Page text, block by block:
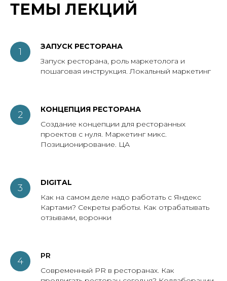
ТЕМЫ ЛЕКЦИЙ
ЗАПУСК РЕСТОРАНА
Запуск ресторана, роль маркетолога и
пошаговая инструкция. Локальный маркетинг
КОНЦЕПЦИЯ РЕСТОРАНА
Создание концепции для ресторанных
проектов с нуля. Маркетинг микс.
Позиционирование. ЦА
DIGITAL
Как на самом деле надо работать с Яндекс
Картами? Секреты работы. Как отрабатывать
отзывами, воронки
PR
Современный PR в ресторанах. Как